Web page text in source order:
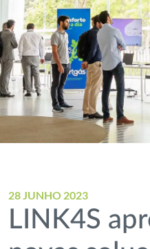
28 JUNHO 2023
LINK4S